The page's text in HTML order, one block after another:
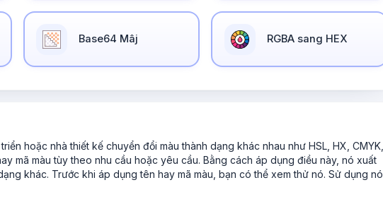
Base64 Mâj RGBA sang HEX
hoặc nhà thiết kế chuyển đổi màu thành dạng khác nhau như HSL, HX, CMYK,
mã màu tùy theo nhu cầu hoặc yêu cầu. Bằng cách áp dụng điều này, nó xuất
khác. Trước khi áp dụng tên hay mã màu, bạn có thể xem thử nó. Sử dụng nó